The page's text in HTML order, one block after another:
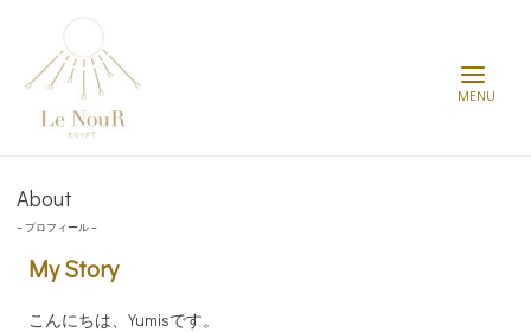
Menu
About
– プロフィール –
My Story
こんにちは、Yumisです。